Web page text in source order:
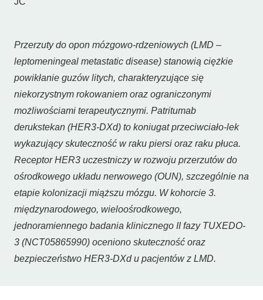
Przerzuty do opon mózgowo-rdzeniowych (LMD –
leptomeningeal metastatic disease) stanowią ciężkie
powikłanie guzów litych, charakteryzujące się
niekorzystnym rokowaniem oraz ograniczonymi
możliwościami terapeutycznymi. Patritumab
derukstekan (HER3-DXd) to koniugat przeciwciało-lek
wykazujący skuteczność w raku piersi oraz raku płuca.
Receptor HER3 uczestniczy w rozwoju przerzutów do
ośrodkowego układu nerwowego (OUN), szczególnie na
etapie kolonizacji miąższu mózgu. W kohorcie 3.
międzynarodowego, wieloośrodkowego,
jednoramiennego badania klinicznego II fazy TUXEDO-
3 (NCT05865990) oceniono skuteczność oraz
bezpieczeństwo HER3-DXd u pacjentów z LMD.